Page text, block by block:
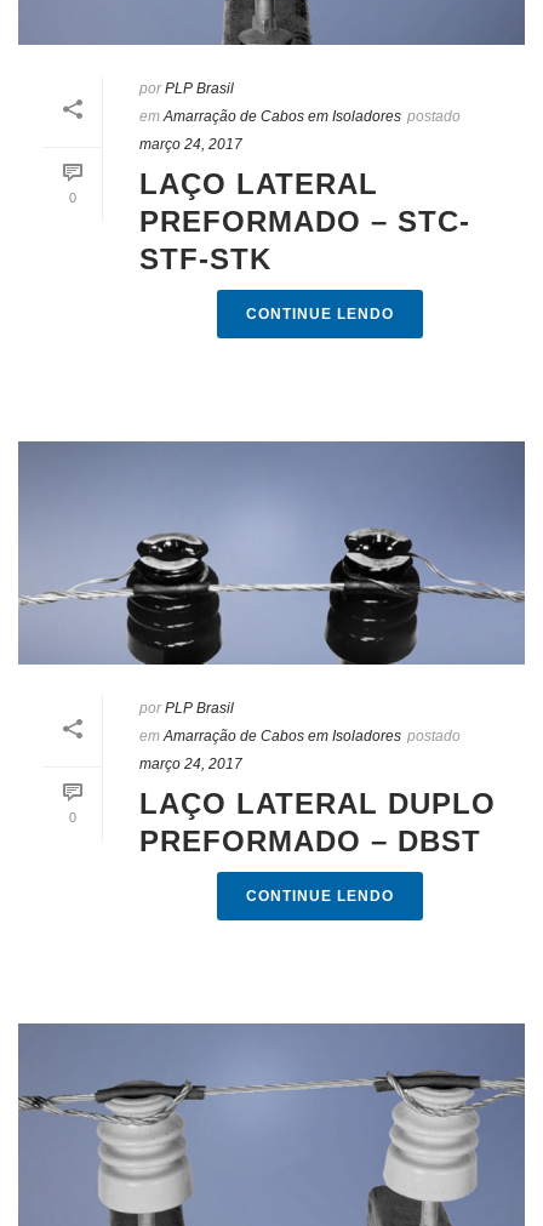
0
porPLP Brasil
em Amarração de Cabos em Isoladores postado
março 24, 2017
LAÇO LATERAL
PREFORMADO – STC-
STF-STK
CONTINUE LENDO
0
porPLP Brasil
em Amarração de Cabos em Isoladores postado
março 24, 2017
LAÇO LATERAL DUPLO
PREFORMADO – DBST
CONTINUE LENDO